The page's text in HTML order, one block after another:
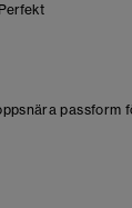
Perfekt
passform